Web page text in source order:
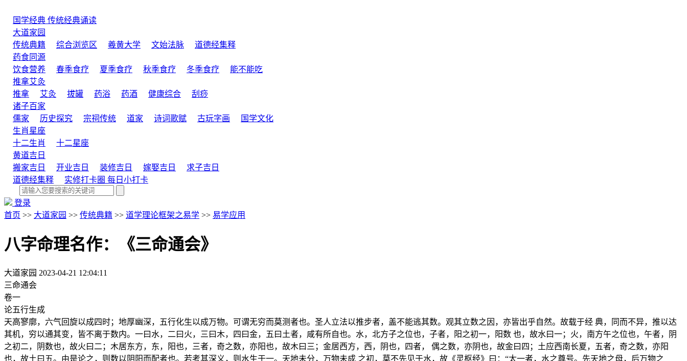
国学经典 传统经典诵读
大道家园
传统典籍
综合浏览区 羲黄大学 文始法脉
道德经集释
药食同源
饮食营养
春季食疗 夏季食疗 秋季食疗 冬季食疗
能不能吃
推拿艾灸
推拿
艾灸 拔罐 药浴 药酒 健康综合
刮痧
诸子百家
儒家
历史探究 宗祠传统 道家 诗词歌赋 古玩字画
国学文化
生肖星座
十二生肖
十二星座
黄道吉日
搬家吉日
开业吉日 装修吉日 嫁娶吉日
求子吉日
道德经集释
实修打卡圈 每日小打卡
登录
首页 >> 大道家园 >> 传统典籍 >> 道学理论框架之易学 >> 易学应用
八字命理名作：《三命通会》
大道家园 2023-04-21 12:04:11
三命通会
卷一
论五行生成
天高寥廓，六气回旋以成四时；地厚幽深，五行化生以成万物。可谓无穷而莫测者也。圣人立法以推步者，盖不能逃其数。观其立数之因，亦皆出乎自然。故载于经 典，同而不异，推以达
其机，穷以通其变，皆不离于数内。一曰水，二曰火，三曰木，四曰金，五曰土者，咸有所自也。水，北方子之位也，子者，阳之初一，阳数 也，故水曰一；火，南方午之位也，午者，阴
之初二，阴数也，故火曰二；木居东方，东，阳也，三者，奇之数，亦阳也，故木曰三；金居西方，西，阴也，四者， 偶之数，亦阴也，故金曰四；土应西南长夏，五者，奇之数，亦阳
也，故土曰五。由是论之，则数以阴阳而配者也。若考其深义，则水生于一。天地未分，万物未成 之初，莫不先见于水，故《灵枢经》曰：“太一者，水之尊号。先天地之母，后万物之